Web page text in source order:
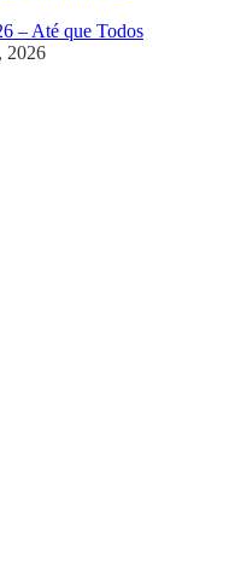
– Até que Todos
2026